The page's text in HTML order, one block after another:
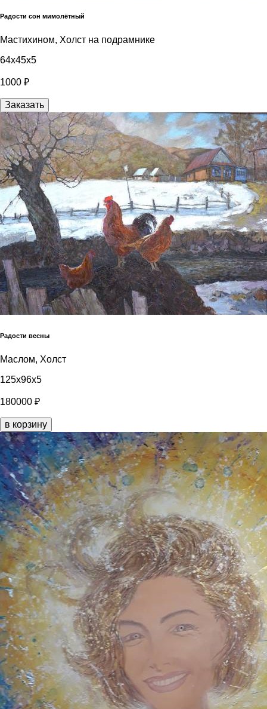
Радости сон мимолётный
Мастихином, Холст на подрамнике
64x45x5
1000 ₽
Заказать
Радости весны
Маслом, Холст
125x96x5
180000 ₽
в корзину